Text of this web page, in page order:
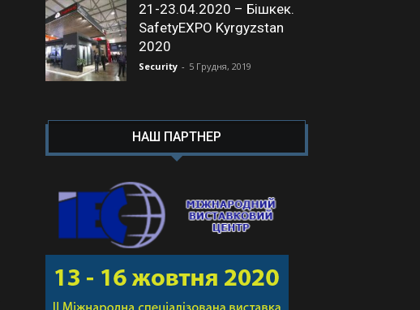
21-23.04.2020 – Бішкек.
SafetyEXPO Kyrgyzstan
2020
Security - 5 Грудня, 2019
НАШ ПАРТНЕР